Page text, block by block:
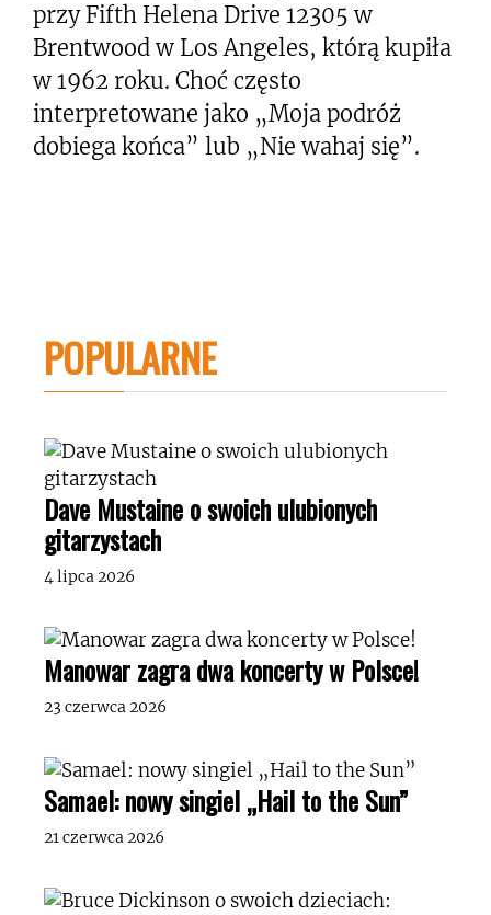
przy Fifth Helena Drive 12305 w
Brentwood w Los Angeles, którą kupiła
w 1962 roku. Choć często
interpretowane jako „Moja podróż
dobiega końca” lub „Nie wahaj się”.
POPULARNE
Dave Mustaine o swoich ulubionych
gitarzystach
4 lipca 2026
Manowar zagra dwa koncerty w Polsce!
23 czerwca 2026
Samael: nowy singiel „Hail to the Sun”
21 czerwca 2026